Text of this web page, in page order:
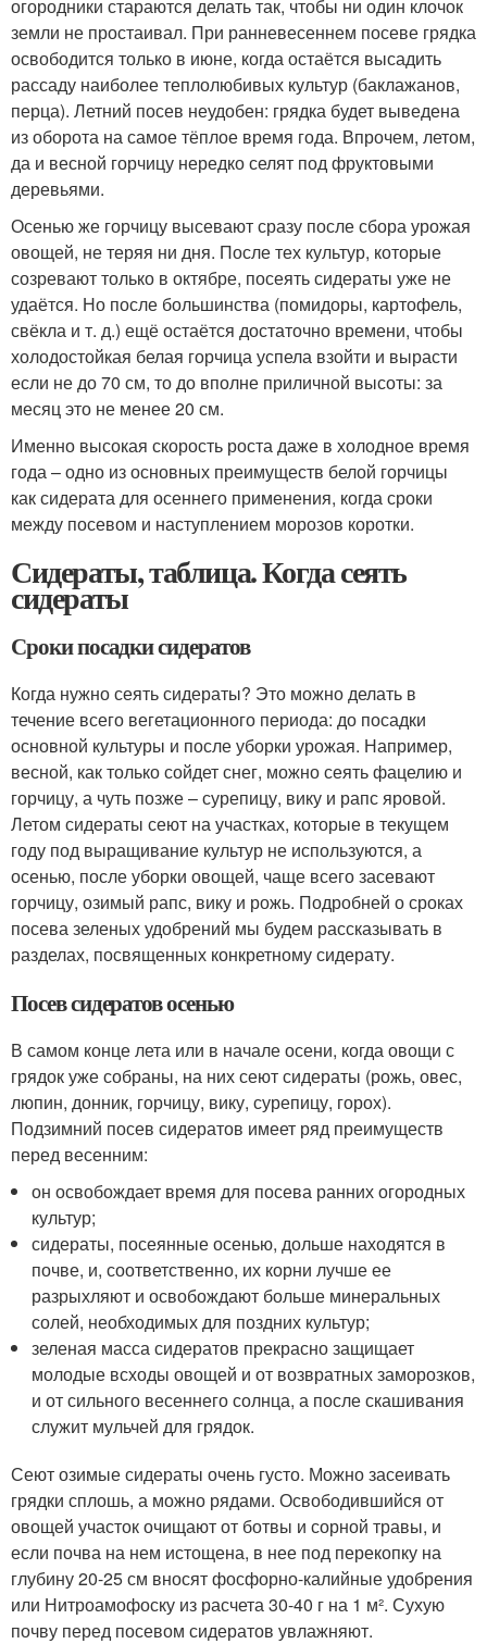
огородники стараются делать так, чтобы ни один клочок
земли не простаивал. При ранневесеннем посеве грядка
освободится только в июне, когда остаётся высадить
рассаду наиболее теплолюбивых культур (баклажанов,
перца). Летний посев неудобен: грядка будет выведена
из оборота на самое тёплое время года. Впрочем, летом,
да и весной горчицу нередко селят под фруктовыми
деревьями.
Осенью же горчицу высевают сразу после сбора урожая
овощей, не теряя ни дня. После тех культур, которые
созревают только в октябре, посеять сидераты уже не
удаётся. Но после большинства (помидоры, картофель,
свёкла и т. д.) ещё остаётся достаточно времени, чтобы
холодостойкая белая горчица успела взойти и вырасти
если не до 70 см, то до вполне приличной высоты: за
месяц это не менее 20 см.
Именно высокая скорость роста даже в холодное время
года – одно из основных преимуществ белой горчицы
как сидерата для осеннего применения, когда сроки
между посевом и наступлением морозов коротки.
Сидераты, таблица. Когда сеять
сидераты
Сроки посадки сидератов
Когда нужно сеять сидераты? Это можно делать в
течение всего вегетационного периода: до посадки
основной культуры и после уборки урожая. Например,
весной, как только сойдет снег, можно сеять фацелию и
горчицу, а чуть позже – сурепицу, вику и рапс яровой.
Летом сидераты сеют на участках, которые в текущем
году под выращивание культур не используются, а
осенью, после уборки овощей, чаще всего засевают
горчицу, озимый рапс, вику и рожь. Подробней о сроках
посева зеленых удобрений мы будем рассказывать в
разделах, посвященных конкретному сидерату.
Посев сидератов осенью
В самом конце лета или в начале осени, когда овощи с
грядок уже собраны, на них сеют сидераты (рожь, овес,
люпин, донник, горчицу, вику, сурепицу, горох).
Подзимний посев сидератов имеет ряд преимуществ
перед весенним:
он освобождает время для посева ранних огородных
культур;
сидераты, посеянные осенью, дольше находятся в
почве, и, соответственно, их корни лучше ее
разрыхляют и освобождают больше минеральных
солей, необходимых для поздних культур;
зеленая масса сидератов прекрасно защищает
молодые всходы овощей и от возвратных заморозков,
и от сильного весеннего солнца, а после скашивания
служит мульчей для грядок.
Сеют озимые сидераты очень густо. Можно засеивать
грядки сплошь, а можно рядами. Освободившийся от
овощей участок очищают от ботвы и сорной травы, и
если почва на нем истощена, в нее под перекопку на
глубину 20-25 см вносят фосфорно-калийные удобрения
или Нитроамофоску из расчета 30-40 г на 1 м². Сухую
почву перед посевом сидератов увлажняют.